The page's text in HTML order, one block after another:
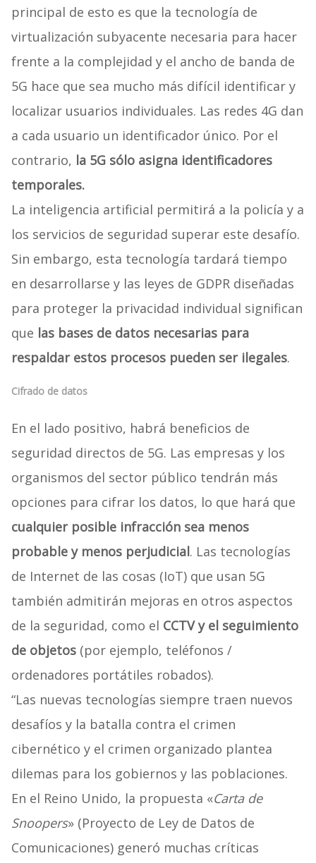
principal de esto es que la tecnología de
virtualización subyacente necesaria para hacer
frente a la complejidad y el ancho de banda de
5G hace que sea mucho más difícil identificar y
localizar usuarios individuales. Las redes 4G dan
a cada usuario un identificador único. Por el
contrario, la 5G sólo asigna identificadores
temporales.
La inteligencia artificial permitirá a la policía y a
los servicios de seguridad superar este desafío.
Sin embargo, esta tecnología tardará tiempo
en desarrollarse y las leyes de GDPR diseñadas
para proteger la privacidad individual significan
que las bases de datos necesarias para
respaldar estos procesos pueden ser ilegales.
Cifrado de datos
En el lado positivo, habrá beneficios de
seguridad directos de 5G. Las empresas y los
organismos del sector público tendrán más
opciones para cifrar los datos, lo que hará que
cualquier posible infracción sea menos
probable y menos perjudicial. Las tecnologías
de Internet de las cosas (IoT) que usan 5G
también admitirán mejoras en otros aspectos
de la seguridad, como el CCTV y el seguimiento
de objetos(por ejemplo, teléfonos /
ordenadores portátiles robados).
“Las nuevas tecnologías siempre traen nuevos
desafíos y la batalla contra el crimen
cibernético y el crimen organizado plantea
dilemas para los gobiernos y las poblaciones.
En el Reino Unido, la propuesta «Carta de
Snoopers» (Proyecto de Ley de Datos de
Comunicaciones) generó muchas críticas